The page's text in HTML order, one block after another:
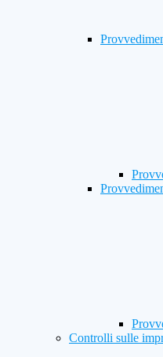
Controlli sulle